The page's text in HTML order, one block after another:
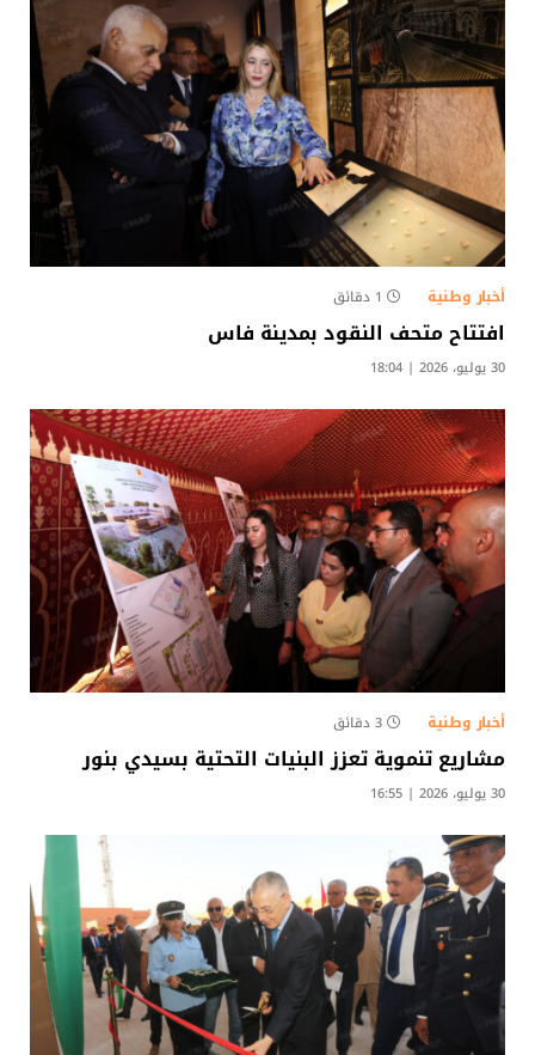
أخبار وطنية 1 دقائق
افتتاح متحف النقود بمدينة فاس
30 يوليو، 2026 | 18:04
أخبار وطنية 3 دقائق
مشاريع تنموية تعزز البنيات التحتية بسيدي بنور
30 يوليو، 2026 | 16:55